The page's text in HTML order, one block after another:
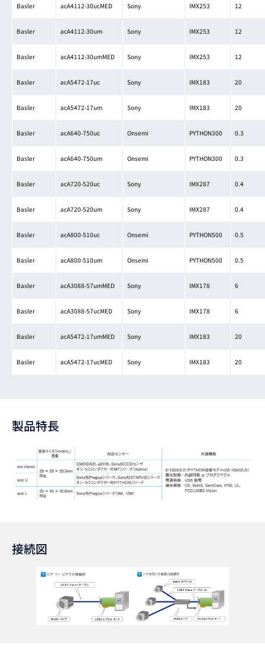
Basler acA4112-30ucMED Sony IMX253 12
Basler acA4112-30um Sony IMX253 12
Basler acA4112-30umMED Sony IMX253 12
Basler acA5472-17uc Sony IMX183 20
Basler acA5472-17um Sony IMX183 20
Basler acA640-750uc Onsemi PYTHON300 0.3
Basler acA640-750um Onsemi PYTHON300 0.3
Basler acA720-520uc Sony IMX287 0.4
Basler acA720-520um Sony IMX287 0.4
Basler acA800-510uc Onsemi PYTHON500 0.5
Basler acA800-510um Onsemi PYTHON500 0.5
Basler acA3088-57umMED Sony IMX178 6
Basler acA3088-57ucMED Sony IMX178 6
Basler acA5472-17umMED Sony IMX183 20
Basler acA5472-17ucMED Sony IMX183 20
製品特長
接続図